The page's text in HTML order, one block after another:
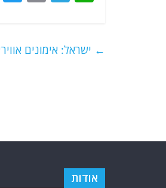
s
g
l ← ישראל: אימונים
אודות